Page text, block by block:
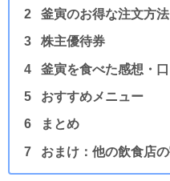
釜寅のお得な注文方法
株主優待券
釜寅を食べた感想・口
おすすめメニュー
まとめ
おまけ：他の飲食店